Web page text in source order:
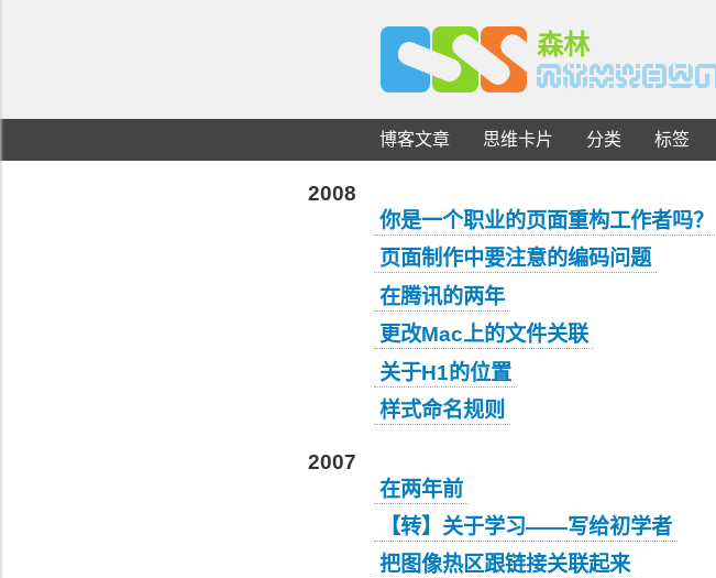
C S S 森林
博客文章 思维卡片 分类 标签
2008
你是一个职业的页面重构工作者吗？
页面制作中要注意的编码问题
在腾讯的两年
更改Mac上的文件关联
关于H1的位置
样式命名规则
2007
在两年前
【转】关于学习——写给初学者
把图像热区跟链接关联起来